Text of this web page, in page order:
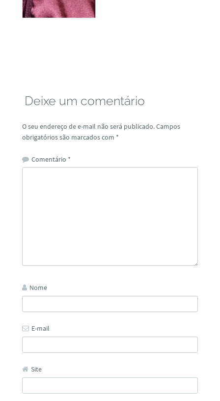
Deixe um comentário
O seu endereço de e-mail não será publicado.Campos
obrigatórios são marcados com *
Comentário *
Nome
E-mail
Site